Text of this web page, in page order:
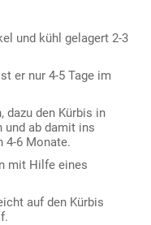
und kühl gelagert 2-3
er nur 4-5 Tage im
dazu den Kürbis in
und ab damit ins
4-6 Monate.
mit Hilfe eines
auf den Kürbis